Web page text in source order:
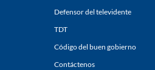
Defensor del televidente
TDT
Código del buen gobierno
Contáctenos